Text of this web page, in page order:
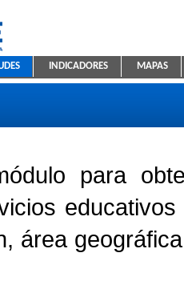
Educativa
INDICADORES MAPAS
para
área